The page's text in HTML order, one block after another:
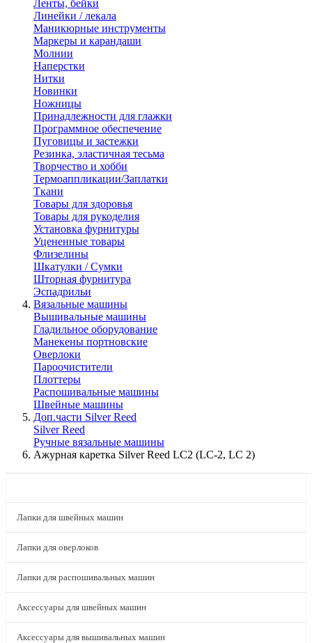
Ленты, бейки
Линейки / лекала
Маникюрные инструменты
Маркеры и карандаши
Молнии
Наперстки
Нитки
Новинки
Ножницы
Принадлежности для глажки
Программное обеспечение
Пуговицы и застежки
Резинка, эластичная тесьма
Творчество и хобби
Термоаппликации/Заплатки
Ткани
Товары для здоровья
Товары для рукоделия
Установка фурнитуры
Уцененные товары
Флизелины
Шкатулки / Сумки
Шторная фурнитура
Эспадрильи
Вязальные машины
Вышивальные машины
Гладильное оборудование
Манекены портновские
Оверлоки
Пароочистители
Плоттеры
Распошивальные машины
Швейные машины
Доп.части Silver Reed
Silver Reed
Ручные вязальные машины
Ажурная каретка Silver Reed LC2 (LC-2, LC 2)
Лапки для швейных машин
Лапки для оверлоков
Лапки для распошивальных машин
Аксессуары для швейных машин
Аксессуары для вышивальных машин